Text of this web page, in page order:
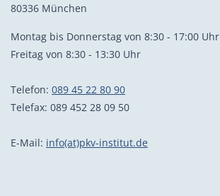
80336 München
Montag bis Donnerstag von 8:30 - 17:00 Uhr
Freitag von 8:30 - 13:30 Uhr
Telefon: 089 45 22 80 90
Telefax: 089 452 28 09 50
E-Mail: info(at)pkv-institut.de